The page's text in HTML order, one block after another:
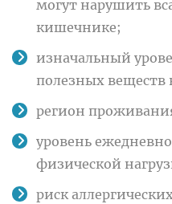
могут нарушить
кишечнике;
изначальный
полезных веществ
регион
уровень
физической
риск